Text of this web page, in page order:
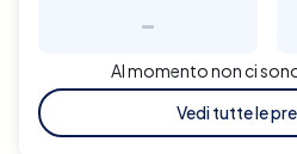
-
Al momento non ci
Vedi tutte le